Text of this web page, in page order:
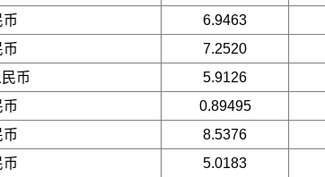
币 6.9463
币 7.2520
币 5.9126
币 0.89495
币 8.5376
币 5.0183